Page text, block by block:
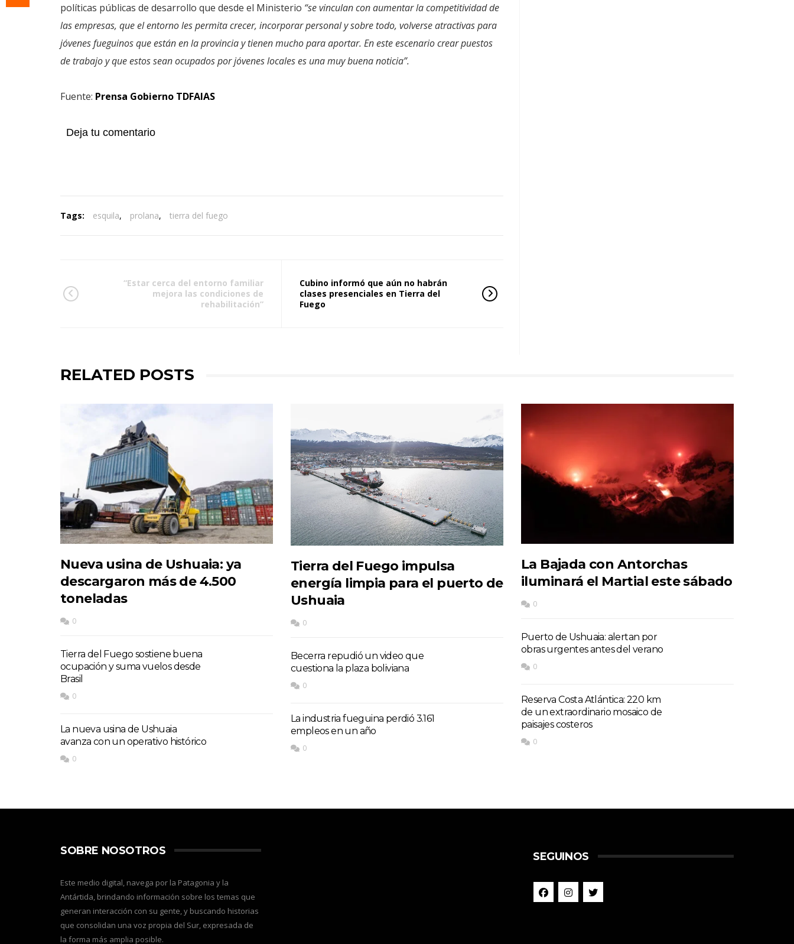
políticas públicas de desarrollo que desde el Ministerio “se vinculan con aumentar la competitividad de
las empresas, que el entorno les permita crecer, incorporar personal y sobre todo, volverse atractivas para
jóvenes fueguinos que están en la provincia y tienen mucho para aportar. En este escenario crear puestos
de trabajo y que estos sean ocupados por jóvenes locales es una muy buena noticia”.
Fuente: Prensa Gobierno TDFAIAS
Deja tu comentario
Tags: esquila, prolana, tierra del fuego
“Estar cerca del entorno familiar
mejora las condiciones de
rehabilitación”
Cubino informó que aún no habrán
clases presenciales en Tierra del
Fuego
RELATED POSTS
Nueva usina de Ushuaia: ya
descargaron más de 4.500
toneladas
0
Tierra del Fuego sostiene buena
ocupación y suma vuelos desde
Brasil
0
La nueva usina de Ushuaia
avanza con un operativo histórico
0
Tierra del Fuego impulsa
energía limpia para el puerto de
Ushuaia
0
Becerra repudió un video que
cuestiona la plaza boliviana
0
La industria fueguina perdió 3.161
empleos en un año
0
La Bajada con Antorchas
iluminará el Martial este sábado
0
Puerto de Ushuaia: alertan por
obras urgentes antes del verano
0
Reserva Costa Atlántica: 220 km
de un extraordinario mosaico de
paisajes costeros
0
SOBRE NOSOTROS
Este medio digital, navega por la Patagonia y la
Antártida, brindando información sobre los temas que
generan interacción con su gente, y buscando historias
que consolidan una voz propia del Sur, expresada de
la forma más amplia posible.
SEGUINOS